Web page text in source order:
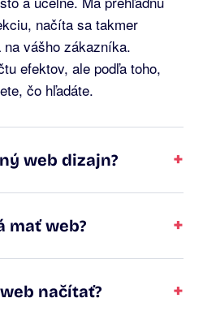
načíta sa takmer
vášho zákazníka.
efektov, ale podľa toho,
čo hľadáte.
web dizajn? +
mať web? +
načítať? +